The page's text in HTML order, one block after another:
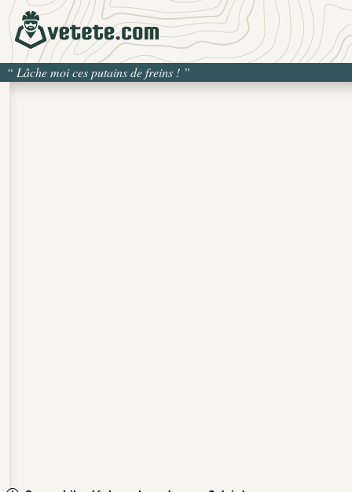
“ Lâche moi ces putains de freins ! ”